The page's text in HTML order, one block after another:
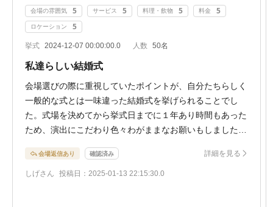
会場の雰囲気 5 サービス 5 料理・飲物 5 料金 5
ロケーション 5
挙式 2024-12-07 00:00:00.0 人数 50名
私達らしい結婚式
会場選びの際に重視していたポイントが、自分たちらしく
一般的な式とは一味違った結婚式を挙げられることでし
た。式場を決めてから挙式日までに１年あり時間もあった
ため、演出にこだわり色々わがままなお願いもしました
くださり、有意義な打ち合わせを進めることができまし
た。おかげさまで自分たちらしく、参列者からもたくさん
会場返信あり 確認済み 詳細を見る
しげさん 投稿日：2025-01-13 22:15:30.0